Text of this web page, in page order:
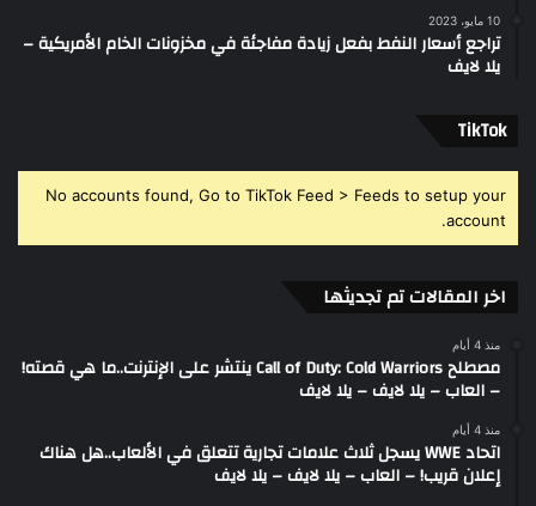
10 مايو، 2023
تراجع أسعار النفط بفعل زيادة مفاجئة في مخزونات الخام الأمريكية –
يلا لايف
‫TikTok
No accounts found, Go to TikTok Feed > Feeds to setup your
account.
اخر المقالات تم تجديثها
منذ 4 أيام
مصطلح Call of Duty: Cold Warriors ينتشر على الإنترنت..ما هي قصته!
– العاب – يلا لايف – يلا لايف
منذ 4 أيام
اتحاد WWE يسجل ثلاث علامات تجارية تتعلق في الألعاب..هل هناك
إعلان قريب! – العاب – يلا لايف – يلا لايف